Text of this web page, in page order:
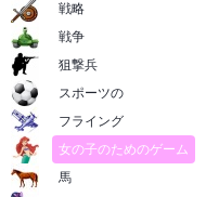
戦略
戦争
狙撃兵
スポーツの
フライング
女の子のためのゲーム
馬